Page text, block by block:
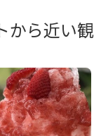
から近い